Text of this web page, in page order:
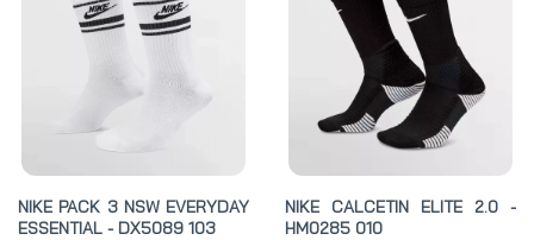
NIKE PACK 3 NSW EVERYDAY
ESSENTIAL - DX5089 103
NIKE CALCETIN ELITE 2.0 -
HM0285 010